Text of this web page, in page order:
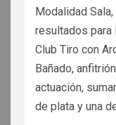
Modalidad
resultados para
Club Tiro con
Bañado,
actuación,
de plata y una